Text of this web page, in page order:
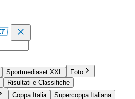
Sportmediaset XXL
Foto
Risultati e Classifiche
Coppa Italia
Supercoppa Italiana